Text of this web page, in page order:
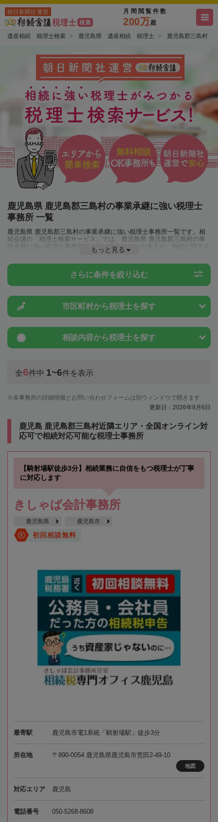
朝日新聞社運営 月間閲覧件数
200万超
遺産相続 税理士検索 鹿児島県 遺産相続 税理士 鹿児島郡三島村
鹿児島県 鹿児島郡三島村の事業承継に強い税理士
事務所 一覧
鹿児島県 鹿児島郡三島村の事業承継に強い税理士事務所一覧です。相
続会議の「税理士検索サービス」では、鹿児島県 鹿児島郡三島村の事
業承継に強い税理士事務所を一覧で見ることが出来ます。相続に関する
税金や特例制度のことは一度近隣の税理士に相談してみましょう。
もっと見る
さらに条件を絞り込む
市区町村から税理士を探す
相談内容から税理士を探す
全6件中 1~6件を表示
各事務所の詳細情報とお問い合わせフォームは別ウィンドウで開きます
更新日：2026年8月6日
鹿児島 鹿児島郡三島村近隣エリア・全国オンライン対
応可で相続対応可能な税理士事務所
【騎射場駅徒歩3分】相続業務に自信をもつ税理士が丁寧
に対応します
きしゃば会計事務所
鹿児島県 鹿児島市
初回相談無料
最寄駅 鹿児島市電1系統「騎射場駅」徒歩3分
所在地 〒890-0054 鹿児島県鹿児島市荒田2-49-10
地図
対応エリア 鹿児島
電話番号 050-5268-8608